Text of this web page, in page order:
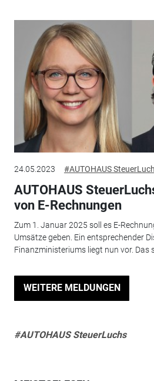
24.05.2023 #AUTOHAUS
AUTOHAUS
von E-Rechnungen
Zum 1. Januar 2025 soll es E-
Umsätze geben. Ein entsprechender
Finanzministeriums liegt nun vor. Das
WEITERE MELDUNGEN
#AUTOHAUS SteuerLuchs